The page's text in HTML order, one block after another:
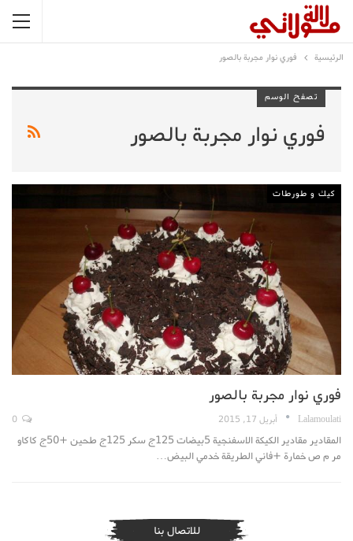
الرئيسية فوري نوار مجربة بالصور
تصفح الوسم
فوري نوار مجربة بالصور
كيك و طورطات
فوري نوار مجربة بالصور
Lalamoulati أبريل 17, 2015
المقادير مقادير الكيكة الاسفنجية 5بيضات 125ج سكر 125ج طحين +50ج كاكاو
مر م ص خمارة +فاني الطريقة خدمي البيض…
للاتصال بنا